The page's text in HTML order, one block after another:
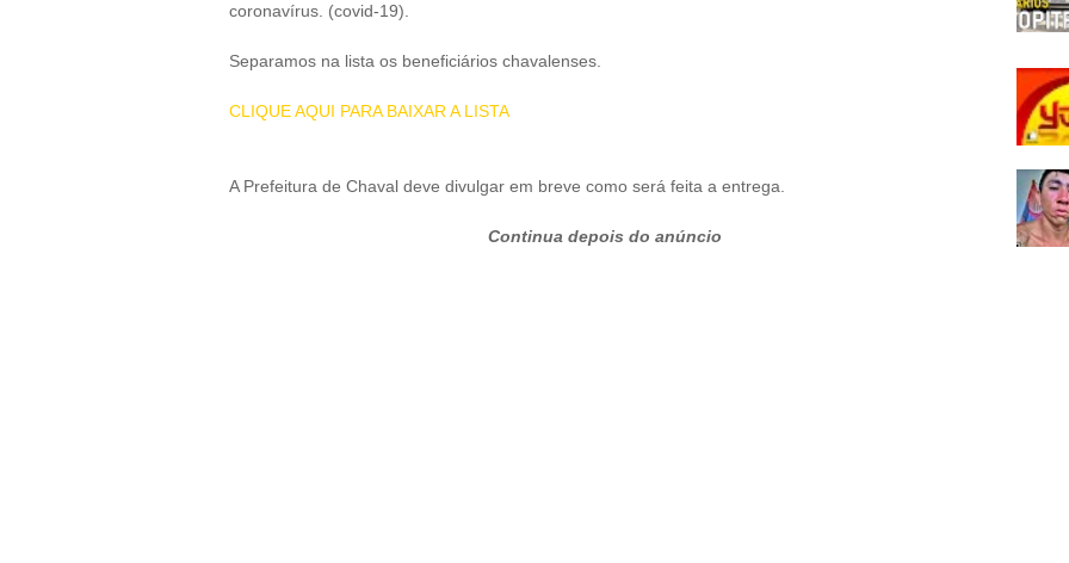
coronavírus. (covid-19).
Separamos na lista os beneficiários chavalenses.
CLIQUE AQUI PARA BAIXAR A LISTA
A Prefeitura de Chaval deve divulgar em breve como será feita a entrega.
Continua depois do anúncio